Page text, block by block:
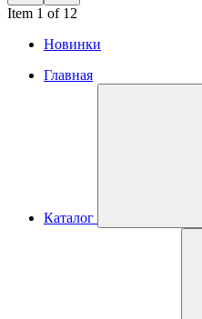
Item 1 of 12
Новинки
Главная
Каталог